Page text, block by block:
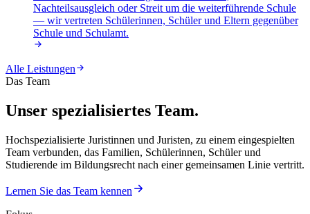
Nachteilsausgleich oder Streit um die weiterführende Schule
— wir vertreten Schülerinnen, Schüler und Eltern gegenüber
Schule und Schulamt.
Alle Leistungen
Das Team
Unser spezialisiertes Team.
Hochspezialisierte Juristinnen und Juristen, zu einem eingespielten
Team verbunden, das Familien, Schülerinnen, Schüler und
Studierende im Bildungsrecht nach einer gemeinsamen Linie vertritt.
Lernen Sie das Team kennen